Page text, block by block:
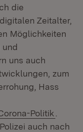
die
Zeitalter,
Möglichkeiten
uns auch
zum
Hass
Politik
auch nach